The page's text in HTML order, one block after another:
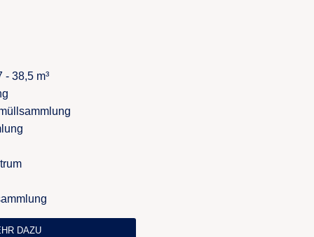
38,5 m³
DAZU